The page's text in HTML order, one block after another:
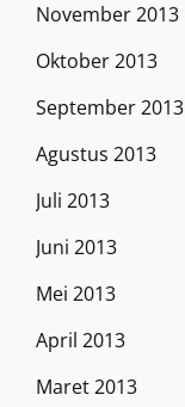
November 2013
Oktober 2013
September 2013
Agustus 2013
Juli 2013
Juni 2013
Mei 2013
April 2013
Maret 2013